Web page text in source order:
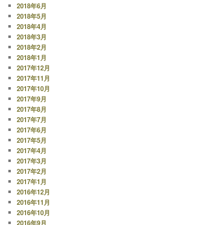
2018年6月
2018年5月
2018年4月
2018年3月
2018年2月
2018年1月
2017年12月
2017年11月
2017年10月
2017年9月
2017年8月
2017年7月
2017年6月
2017年5月
2017年4月
2017年3月
2017年2月
2017年1月
2016年12月
2016年11月
2016年10月
2016年9月